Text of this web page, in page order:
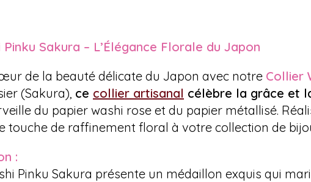
Sakura – L’Élégance Florale du Japon
de la beauté délicate du Japon avec notre Collier
(Sakura), ce collier artisanal célèbre la grâce et
du papier washi rose et du papier métallisé.
touche de raffinement floral à votre collection de
:
Pinku Sakura présente un médaillon exquis qui